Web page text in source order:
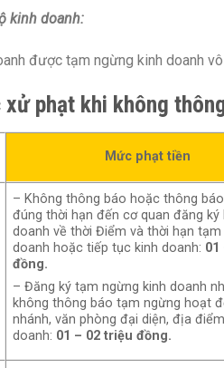
kinh doanh:
được tạm ngừng kinh doanh
phạt khi không
Mức phạt tiền
– Không thông báo hoặc thông
đúng thời hạn đến cơ quan đăng ký
doanh về thời Điểm và thời hạn tạm
doanh hoặc tiếp tục kinh doanh: 01
đồng.
– Đăng ký tạm ngừng kinh doanh
không thông báo tạm ngừng hoạt
nhánh, văn phòng đại diện, địa
doanh: 01 – 02 triệu đồng.